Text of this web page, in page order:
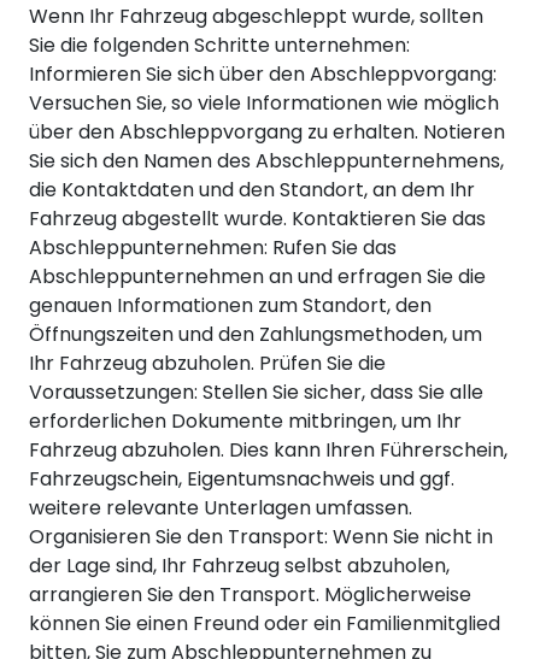
Wenn Ihr Fahrzeug abgeschleppt wurde, sollten
Sie die folgenden Schritte unternehmen:
Informieren Sie sich über den Abschleppvorgang:
Versuchen Sie, so viele Informationen wie möglich
über den Abschleppvorgang zu erhalten. Notieren
Sie sich den Namen des Abschleppunternehmens,
die Kontaktdaten und den Standort, an dem Ihr
Fahrzeug abgestellt wurde. Kontaktieren Sie das
Abschleppunternehmen: Rufen Sie das
Abschleppunternehmen an und erfragen Sie die
genauen Informationen zum Standort, den
Öffnungszeiten und den Zahlungsmethoden, um
Ihr Fahrzeug abzuholen. Prüfen Sie die
Voraussetzungen: Stellen Sie sicher, dass Sie alle
erforderlichen Dokumente mitbringen, um Ihr
Fahrzeug abzuholen. Dies kann Ihren Führerschein,
Fahrzeugschein, Eigentumsnachweis und ggf.
weitere relevante Unterlagen umfassen.
Organisieren Sie den Transport: Wenn Sie nicht in
der Lage sind, Ihr Fahrzeug selbst abzuholen,
arrangieren Sie den Transport. Möglicherweise
können Sie einen Freund oder ein Familienmitglied
bitten, Sie zum Abschleppunternehmen zu